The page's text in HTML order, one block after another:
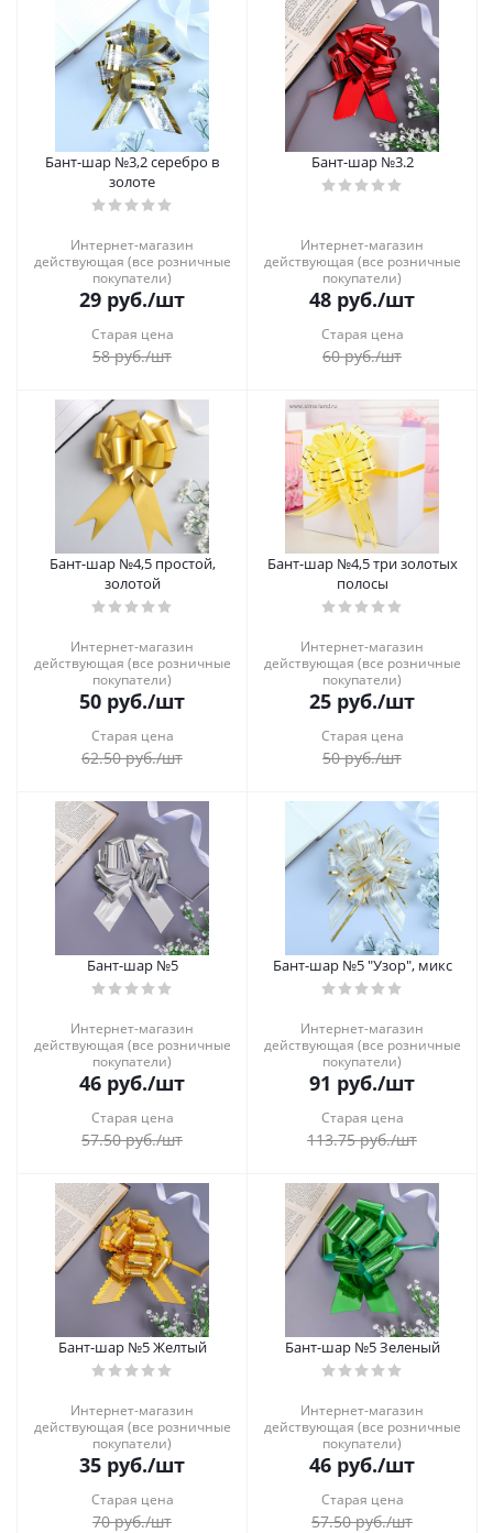
Бант-шар №3,2 серебро в
золоте
Интернет-магазин
действующая (все розничные
покупатели)
29 руб./шт
Старая цена
58руб./шт
Бант-шар №3.2
Интернет-магазин
действующая (все розничные
покупатели)
48 руб./шт
Старая цена
60руб./шт
Бант-шар №4,5 простой,
золотой
Интернет-магазин
действующая (все розничные
покупатели)
50 руб./шт
Старая цена
62.50руб./шт
Бант-шар №4,5 три золотых
полосы
Интернет-магазин
действующая (все розничные
покупатели)
25 руб./шт
Старая цена
50руб./шт
Бант-шар №5
Интернет-магазин
действующая (все розничные
покупатели)
46 руб./шт
Старая цена
57.50руб./шт
Бант-шар №5 "Узор", микс
Интернет-магазин
действующая (все розничные
покупатели)
91 руб./шт
Старая цена
113.75руб./шт
Бант-шар №5 Желтый
Интернет-магазин
действующая (все розничные
покупатели)
35 руб./шт
Старая цена
70руб./шт
Бант-шар №5 Зеленый
Интернет-магазин
действующая (все розничные
покупатели)
46 руб./шт
Старая цена
57.50руб./шт